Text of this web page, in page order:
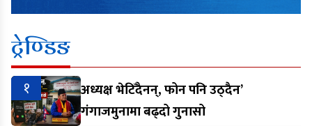
ट्रेण्डिङ
१
अध्यक्ष भेटिँदैनन्, फोन पनि उठ्दैन’
गंगाजमुनामा बढ्दो गुनासो